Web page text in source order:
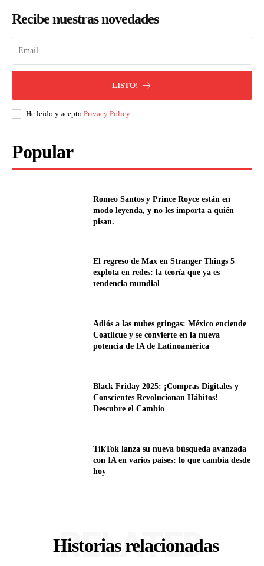
Recibe nuestras novedades
LISTO!
He leido y acepto Privacy Policy.
Popular
Romeo Santos y Prince Royce están en
modo leyenda, y no les importa a quién
pisan.
El regreso de Max en Stranger Things 5
explota en redes: la teoría que ya es
tendencia mundial
Adiós a las nubes gringas: México enciende
Coatlicue y se convierte en la nueva
potencia de IA de Latinoamérica
Black Friday 2025: ¡Compras Digitales y
Conscientes Revolucionan Hábitos!
Descubre el Cambio
TikTok lanza su nueva búsqueda avanzada
con IA en varios países: lo que cambia desde
hoy
Historias relacionadas
RELATED